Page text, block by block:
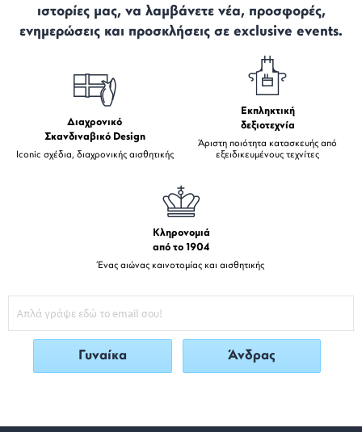
ιστορίες μας, να λαμβάνετε νέα, προσφορές,
ενημερώσεις και προσκλήσεις σε exclusive events.
Διαχρονικό
Σκανδιναβικό Design
Iconic σχέδια, διαχρονικής αισθητικής
Εκπληκτική
δεξιοτεχνία
Άριστη ποιότητα κατασκευής από
εξειδικευμένους τεχνίτες
Κληρονομιά
από το 1904
Ένας αιώνας καινοτομίας και αισθητικής
Γυναίκα Άνδρας